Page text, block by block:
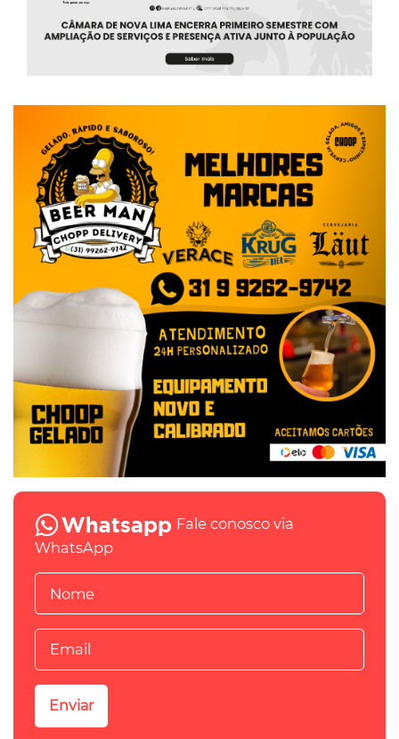
Fale conosco via
WhatsApp